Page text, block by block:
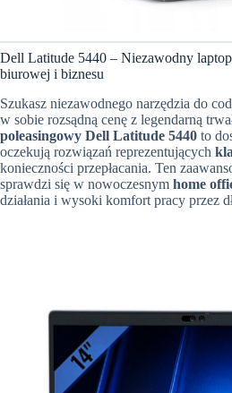
Dell Latitude 5440 – Niezawodny
biurowej i biznesu
Szukasz niezawodnego narzędzia do
w sobie rozsądną cenę z legendarną
poleasingowy Dell Latitude 5440 to
oczekują rozwiązań reprezentujących
konieczności przepłacania. Ten
sprawdzi się w nowoczesnym home
działania i wysoki komfort pracy przez